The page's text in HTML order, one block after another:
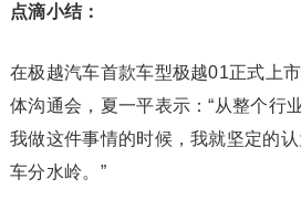
点滴小结：
在极越汽车首款车型极越01正式上
体沟通会，夏一平表示：“从整个行
我做这件事情的时候，我就坚定的
车分水岭。”